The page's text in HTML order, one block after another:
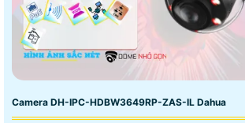
Camera DH-IPC-HDBW3649RP-ZAS-IL Dahua